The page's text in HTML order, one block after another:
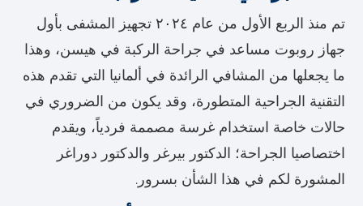
تم منذ الربع الأول من عام ٢٠٢٤ تجهيز المشفى بأول
جهاز روبوت مساعد في جراحة الركبة في هيسن، وهذا
ما يجعلها من المشافي الرائدة في ألمانيا التي تقدم هذه
التقنية الجراحية المتطورة، وقد يكون من الضروري في
حالات خاصة استخدام غرسة مصممة فردياً، ويقدم
اختصاصيا الجراحة؛ الدكتور بيرغر والدكتور دوراغر
المشورة لكم في هذا الشأن بسرور.